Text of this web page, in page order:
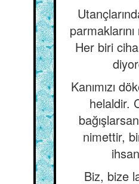
parmaklarını
Her biri
Kanımızı
helaldir.
nimettir,
Biz, bize